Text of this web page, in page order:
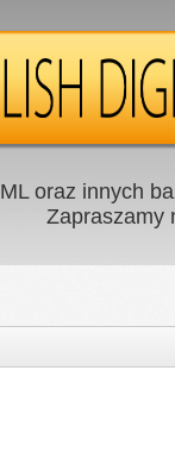
oraz innych
Zapraszamy